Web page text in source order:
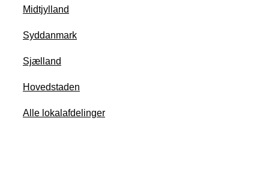
Midtjylland
Syddanmark
Sjælland
Hovedstaden
Alle lokalafdelinger